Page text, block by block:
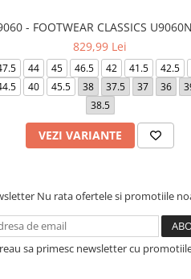
- FOOTWEAR CLASSICS
829,99 Lei
44 45 46.5 42 41.5 42.5
40 45.5 38 37.5 37 36
38.5
VEZI VARIANTE
Nu rata ofertele si promotiile
sa primesc newsletter cu